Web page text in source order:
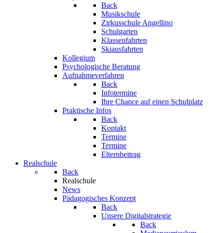
Back
Musikschule
Zirkusschule Angellino
Schulgarten
Klassenfahrten
Skiausfahrten
Kollegium
Psychologische Beratung
Aufnahmeverfahren
Back
Infotermine
Ihre Chance auf einen Schulplatz
Praktische Infos
Back
Kontakt
Termine
Termine
Elternbeitrag
Realschule
Back
Realschule
News
Pädagogisches Konzept
Back
Unsere Digitalstrategie
Back